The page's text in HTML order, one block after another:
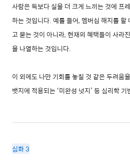
사람은 득보다 실을 더 크게 느끼는 것에 프
하는 것입니다. 예를 들어, 멤버십 해지를 할
고 묻는 것이 아니라, 현재의 혜택들이 사라
을 나열하는 것입니다.
이 외에도 나만 기회를 놓칠 것 같은 두려움
뱃지에 적용되는 ‘미완성 넛지’ 등 심리학
심화 3